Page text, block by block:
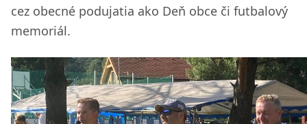
cez obecné podujatia ako Deň obce či futbalový
memoriál.